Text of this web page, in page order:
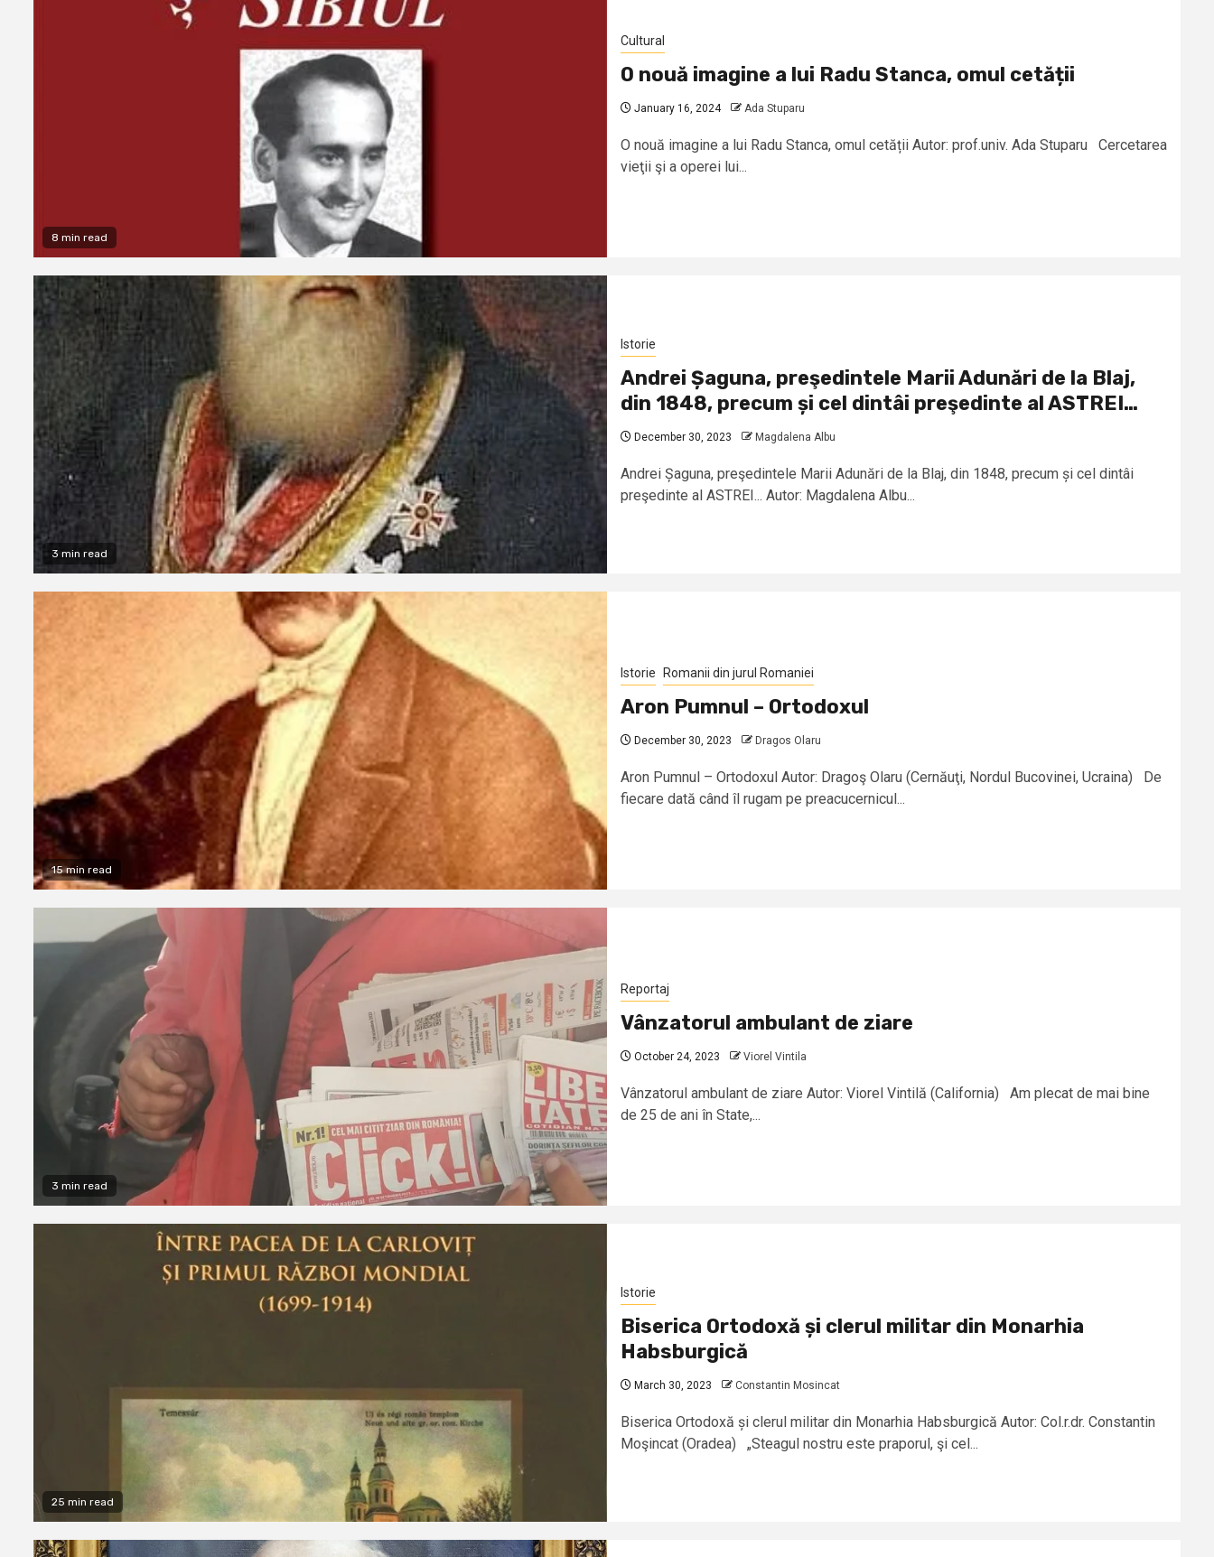
8 min read
Cultural
O nouă imagine a lui Radu Stanca, omul cetății
January 16, 2024 Ada Stuparu
O nouă imagine a lui Radu Stanca, omul cetății Autor: prof.univ. Ada Stuparu Cercetarea
vieţii şi a operei lui...
3 min read
Istorie
Andrei Șaguna, preşedintele Marii Adunări de la Blaj,
din 1848, precum și cel dintâi preşedinte al ASTREI…
December 30, 2023 Magdalena Albu
Andrei Șaguna, preşedintele Marii Adunări de la Blaj, din 1848, precum și cel dintâi
preşedinte al ASTREI... Autor: Magdalena Albu...
15 min read
Istorie Romanii din jurul Romaniei
Aron Pumnul – Ortodoxul
December 30, 2023 Dragos Olaru
Aron Pumnul – Ortodoxul Autor: Dragoş Olaru (Cernăuţi, Nordul Bucovinei, Ucraina) De
fiecare dată când îl rugam pe preacucernicul...
3 min read
Reportaj
Vânzatorul ambulant de ziare
October 24, 2023 Viorel Vintila
Vânzatorul ambulant de ziare Autor: Viorel Vintilă (California) Am plecat de mai bine
de 25 de ani în State,...
25 min read
Istorie
Biserica Ortodoxă și clerul militar din Monarhia
Habsburgică
March 30, 2023 Constantin Mosincat
Biserica Ortodoxă și clerul militar din Monarhia Habsburgică Autor: Col.r.dr. Constantin
Moşincat (Oradea) „Steagul nostru este praporul, şi cel...